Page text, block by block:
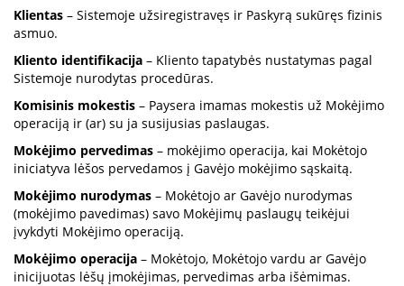
Klientas – Sistemoje užsiregistravęs ir Paskyrą sukūręs fizinis
asmuo.
Kliento identifikacija – Kliento tapatybės nustatymas pagal
Sistemoje nurodytas procedūras.
Komisinis mokestis – Paysera imamas mokestis už Mokėjimo
operaciją ir (ar) su ja susijusias paslaugas.
Mokėjimo pervedimas – mokėjimo operacija, kai Mokėtojo
iniciatyva lėšos pervedamos į Gavėjo mokėjimo sąskaitą.
Mokėjimo nurodymas – Mokėtojo ar Gavėjo nurodymas
(mokėjimo pavedimas) savo Mokėjimų paslaugų teikėjui
įvykdyti Mokėjimo operaciją.
Mokėjimo operacija – Mokėtojo, Mokėtojo vardu ar Gavėjo
inicijuotas lėšų įmokėjimas, pervedimas arba išėmimas.